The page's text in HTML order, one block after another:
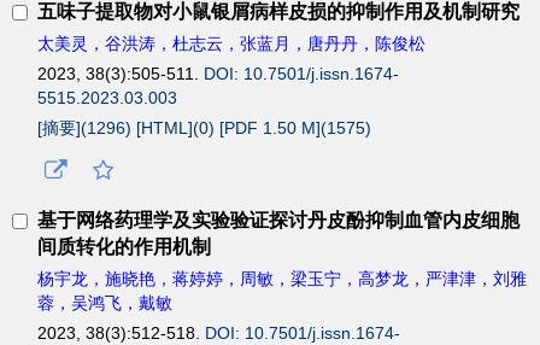
五味子提取物对小鼠银屑病样皮损的抑制作用及机制研究
太美灵，谷洪涛，杜志云，张蓝月，唐丹丹，陈俊松
2023, 38(3):505-511. DOI: 10.7501/j.issn.1674-
5515.2023.03.003
[摘要](1296) [HTML](0) [PDF 1.50 M](1575)
基于网络药理学及实验验证探讨丹皮酚抑制血管内皮细胞
间质转化的作用机制
杨宇龙，施晓艳，蒋婷婷，周敏，梁玉宁，高梦龙，严津津，刘雅
蓉，吴鸿飞，戴敏
2023, 38(3):512-518. DOI: 10.7501/j.issn.1674-